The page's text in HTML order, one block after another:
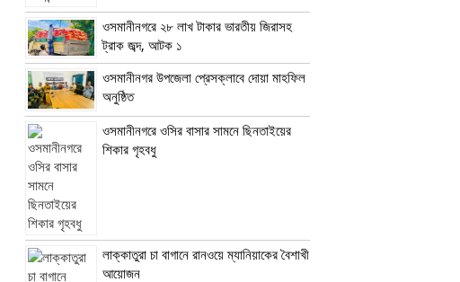
ওসমানীনগরে ২৮ লাখ টাকার ভারতীয় জিরাসহ
ট্রাক জব্দ, আটক ১
ওসমানীনগর উপজেলা প্রেসক্লাবে দোয়া মাহফিল
অনুষ্ঠিত
ওসমানীনগরে ওসির বাসার সামনে ছিনতাইয়ের
শিকার গৃহবধু
লাক্কাতুরা চা বাগানে রানওয়ে ম্যানিয়াকের বৈশাখী
আয়োজন